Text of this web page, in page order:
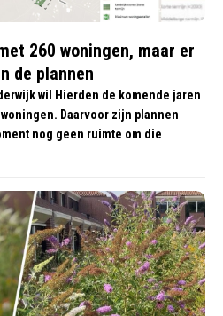
260 woningen, maar er
de plannen
wil Hierden de komende jaren
Daarvoor zijn plannen
nog geen ruimte om die